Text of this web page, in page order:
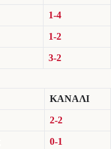
1-4
1-2
3-2
ΚΑΝΑΛΙ
2-2
0-1